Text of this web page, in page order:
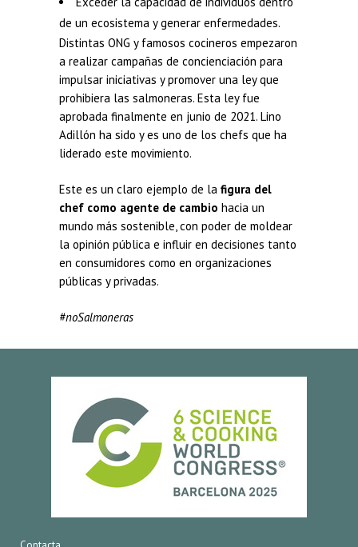
de un ecosistema y generar enfermedades.
Distintas ONG y famosos cocineros empezaron
a realizar campañas de concienciación para
impulsar iniciativas y promover una ley que
prohibiera las salmoneras. Esta ley fue
aprobada finalmente en junio de 2021. Lino
Adillón ha sido y es uno de los chefs que ha
liderado este movimiento.
Este es un claro ejemplo de la figura del
chef como agente de cambio hacia un
mundo más sostenible, con poder de moldear
la opinión pública e influir en decisiones tanto
en consumidores como en organizaciones
públicas y privadas.
#noSalmoneras